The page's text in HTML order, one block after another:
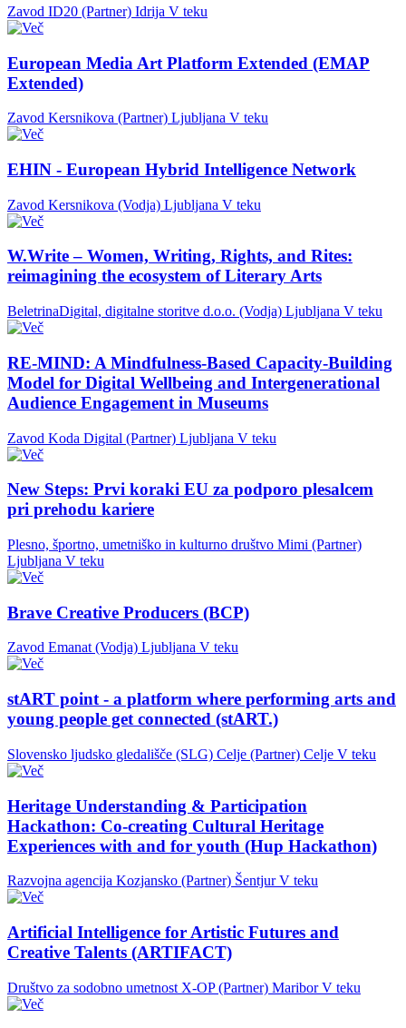
Zavod ID20 (Partner) Idrija V teku
European Media Art Platform Extended (EMAP
Extended)
Zavod Kersnikova (Partner) Ljubljana V teku
EHIN - European Hybrid Intelligence Network
Zavod Kersnikova (Vodja) Ljubljana V teku
W.Write – Women, Writing, Rights, and Rites:
reimagining the ecosystem of Literary Arts
BeletrinaDigital, digitalne storitve d.o.o. (Vodja) Ljubljana V teku
RE-MIND: A Mindfulness-Based Capacity-Building
Model for Digital Wellbeing and Intergenerational
Audience Engagement in Museums
Zavod Koda Digital (Partner) Ljubljana V teku
New Steps: Prvi koraki EU za podporo plesalcem
pri prehodu kariere
Plesno, športno, umetniško in kulturno društvo Mimi (Partner)
Ljubljana V teku
Brave Creative Producers (BCP)
Zavod Emanat (Vodja) Ljubljana V teku
stART point - a platform where performing arts and
young people get connected (stART.)
Slovensko ljudsko gledališče (SLG) Celje (Partner) Celje V teku
Heritage Understanding & Participation
Hackathon: Co-creating Cultural Heritage
Experiences with and for youth (Hup Hackathon)
Razvojna agencija Kozjansko (Partner) Šentjur V teku
Artificial Intelligence for Artistic Futures and
Creative Talents (ARTIFACT)
Društvo za sodobno umetnost X-OP (Partner) Maribor V teku